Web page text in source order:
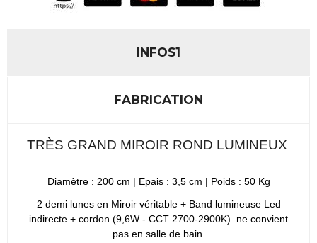
INFOS1
FABRICATION
TRÈS GRAND MIROIR ROND LUMINEUX
Diamètre : 200 cm | Epais : 3,5 cm | Poids : 50 Kg
2 demi lunes en Miroir véritable + Band lumineuse Led
indirecte + cordon (9,6W - CCT 2700-2900K). ne convient
pas en salle de bain.